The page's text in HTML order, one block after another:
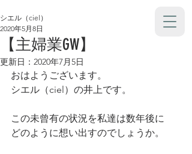
【主婦業GW】
シエル（ciel）
2020年5月8日
更新日： 2020年7月5日
おはようございます。
シエル（ciel）の井上です。
この未曾有の状況を私達は数年後に
どのように想い出すのでしょうか。